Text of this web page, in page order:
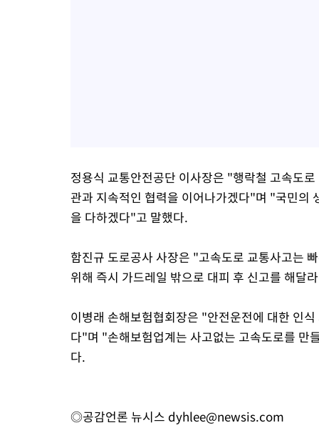
정용식 교통안전공단 이사장은 "행락철 고속도
관과 지속적인 협력을 이어나가겠다"며 "국민의
을 다하겠다"고 말했다.
함진규 도로공사 사장은 "고속도로 교통사고는
위해 즉시 가드레일 밖으로 대피 후 신고를 해달
이병래 손해보험협회장은 "안전운전에 대한 인
다"며 "손해보험업계는 사고없는 고속도로를 만
다.
◎공감언론 뉴시스 dyhlee@newsis.com